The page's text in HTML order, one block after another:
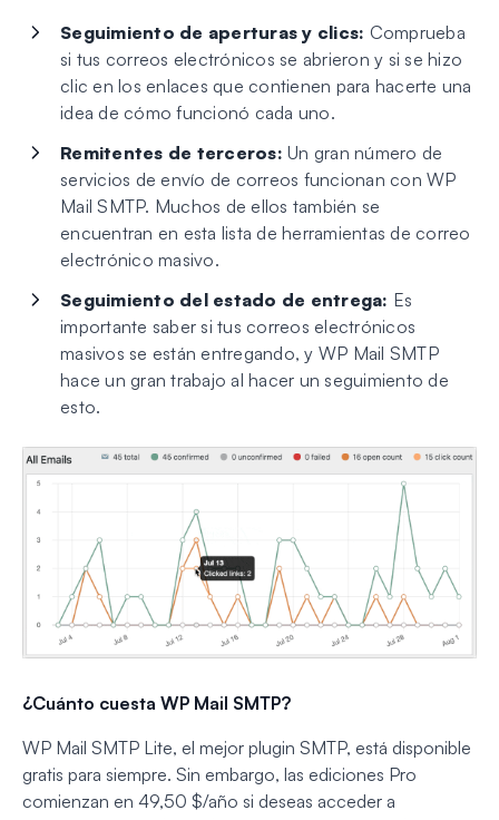
Seguimiento de aperturas y clics: Comprueba
si tus correos electrónicos se abrieron y si se hizo
clic en los enlaces que contienen para hacerte una
idea de cómo funcionó cada uno.
Remitentes de terceros: Un gran número de
servicios de envío de correos funcionan con WP
Mail SMTP. Muchos de ellos también se
encuentran en esta lista de herramientas de correo
electrónico masivo.
Seguimiento del estado de entrega: Es
importante saber si tus correos electrónicos
masivos se están entregando, y WP Mail SMTP
hace un gran trabajo al hacer un seguimiento de
esto.
¿Cuánto cuesta WP Mail SMTP?
WP Mail SMTP Lite, el mejor plugin SMTP, está disponible
gratis para siempre. Sin embargo, las ediciones Pro
comienzan en 49,50 $/año si deseas acceder a